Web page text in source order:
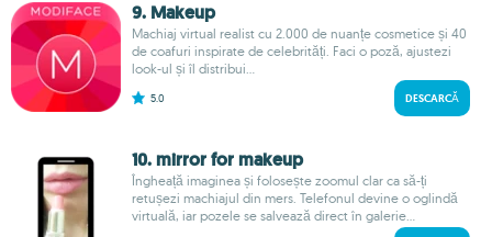
9. Makeup
Machiaj virtual realist cu 2.000 de nuanțe cosmetice și 40
de coafuri inspirate de celebrități. Faci o poză, ajustezi
look-ul și îl distribui...
5.0 DESCARCĂ
10. mirror for makeup
Îngheață imaginea și folosește zoomul clar ca să-ți
retușezi machiajul din mers. Telefonul devine o oglindă
virtuală, iar pozele se salvează direct în galerie...